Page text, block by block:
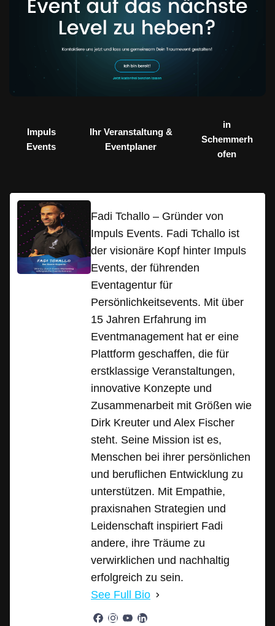
Impuls
Events
Ihr Veranstaltung &
Eventplaner
in
Schemmerh
ofen
Fadi Tchallo – Gründer von
Impuls Events. Fadi Tchallo ist
der visionäre Kopf hinter Impuls
Events, der führenden
Eventagentur für
Persönlichkeitsevents. Mit über
15 Jahren Erfahrung im
Eventmanagement hat er eine
Plattform geschaffen, die für
erstklassige Veranstaltungen,
innovative Konzepte und
Zusammenarbeit mit Größen wie
Dirk Kreuter und Alex Fischer
steht. Seine Mission ist es,
Menschen bei ihrer persönlichen
und beruflichen Entwicklung zu
unterstützen. Mit Empathie,
praxisnahen Strategien und
Leidenschaft inspiriert Fadi
andere, ihre Träume zu
verwirklichen und nachhaltig
erfolgreich zu sein.
See Full Bio